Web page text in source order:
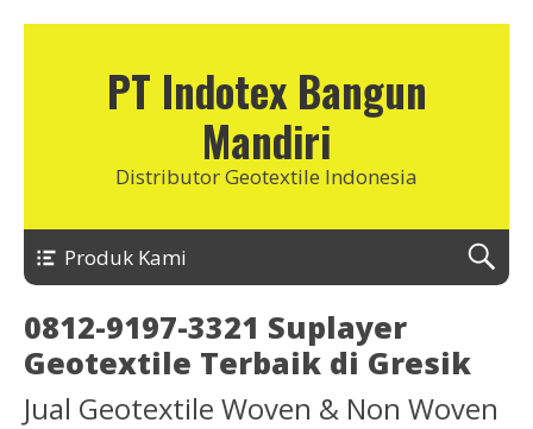
PT Indotex Bangun
Mandiri
Distributor Geotextile Indonesia
Produk Kami
0812-9197-3321 Suplayer
Geotextile Terbaik di Gresik
Jual Geotextile Woven & Non Woven